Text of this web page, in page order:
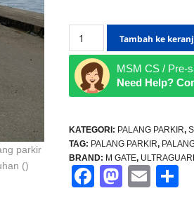
Kuantitas
Palang
Parkir
Parkir
Otomatis
PT
MSM
Tambah ke
MSM CS / Pre-
Need Help?
KATEGORI: PALANG PARKIR,
TAG: PALANG PARKIR,
BRAND: M GATE,
Facebook
Email